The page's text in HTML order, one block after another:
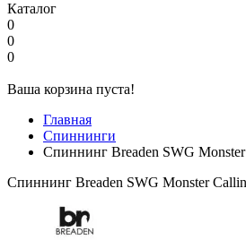
Каталог
0
0
0
Ваша корзина пуста!
Главная
Спиннинги
Спиннинг Breaden SWG
Спиннинг Breaden SWG Monster